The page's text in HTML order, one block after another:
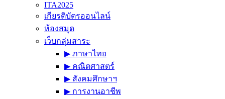
ITA2025
เกียรติบัตรออนไลน์
ห้องสมุด
เว็บกลุ่มสาระ
▶︎ ภาษาไทย
▶︎ คณิตศาสตร์
▶︎ สังคมศึกษาฯ
▶︎ การงานอาชีพ